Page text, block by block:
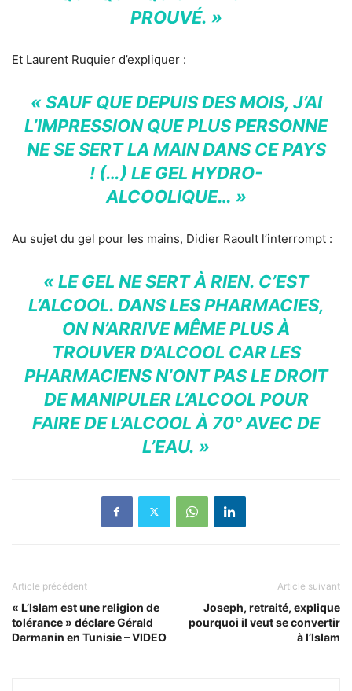
PROUVÉ. »
Et Laurent Ruquier d’expliquer :
« SAUF QUE DEPUIS DES MOIS, J’AI
L’IMPRESSION QUE PLUS PERSONNE
NE SE SERT LA MAIN DANS CE PAYS
! (…) LE GEL HYDRO-
ALCOOLIQUE… »
Au sujet du gel pour les mains, Didier Raoult l’interrompt :
« LE GEL NE SERT À RIEN. C’EST
L’ALCOOL. DANS LES PHARMACIES,
ON N’ARRIVE MÊME PLUS À
TROUVER D’ALCOOL CAR LES
PHARMACIENS N’ONT PAS LE DROIT
DE MANIPULER L’ALCOOL POUR
FAIRE DE L’ALCOOL À 70° AVEC DE
L’EAU. »
Article précédent
« L’Islam est une religion de
tolérance » déclare Gérald
Darmanin en Tunisie – VIDEO
Article suivant
Joseph, retraité, explique
pourquoi il veut se convertir
à l’Islam